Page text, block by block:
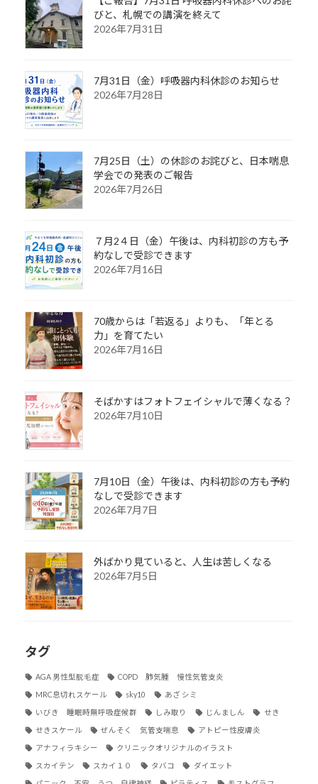
びと、札幌での講演を終えて
2026年7月31日
7月31日（金）呼吸器内科休診のお知らせ
2026年7月28日
7月25日（土）の休診のお詫びと、日本喘息
学会での発表のご報告
2026年7月26日
７月2４日（金）午後は、内科初診の方も予
約なしで受診できます
2026年7月16日
70歳からは「若返る」よりも、「年とる
力」を育てたい
2026年7月16日
そばかすはフォトフェイシャルで薄くなる？
2026年7月10日
7月10日（金）午後は、内科初診の方も予約
なしで受診できます
2026年7月7日
外ばかり見ていると、人生は苦しくなる
2026年7月5日
タグ
AGA 男性型脱毛症 COPD 肺気腫 慢性気管支炎
MRC息切れスケール sky10 あざ シミ
いびき 睡眠時無呼吸症候群 しみ取り じんましん せき
せきスケール ぜんそく 気管支喘息 アトピー性皮膚炎
アナフィラキシー クリニックオリジナルのイラスト
スカイテン スカイ１０ タバコ ダイエット